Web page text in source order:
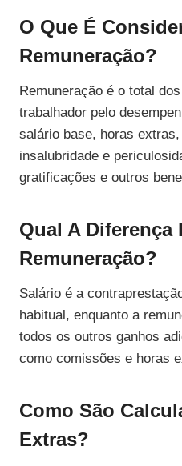
O Que É
Remuneração?
Remuneração é o total
trabalhador pelo
salário base, horas
insalubridade e
gratificações e outros
Qual A Diferença
Remuneração?
Salário é a
habitual, enquanto a
todos os outros ganhos
como comissões e horas
Como São
Extras?